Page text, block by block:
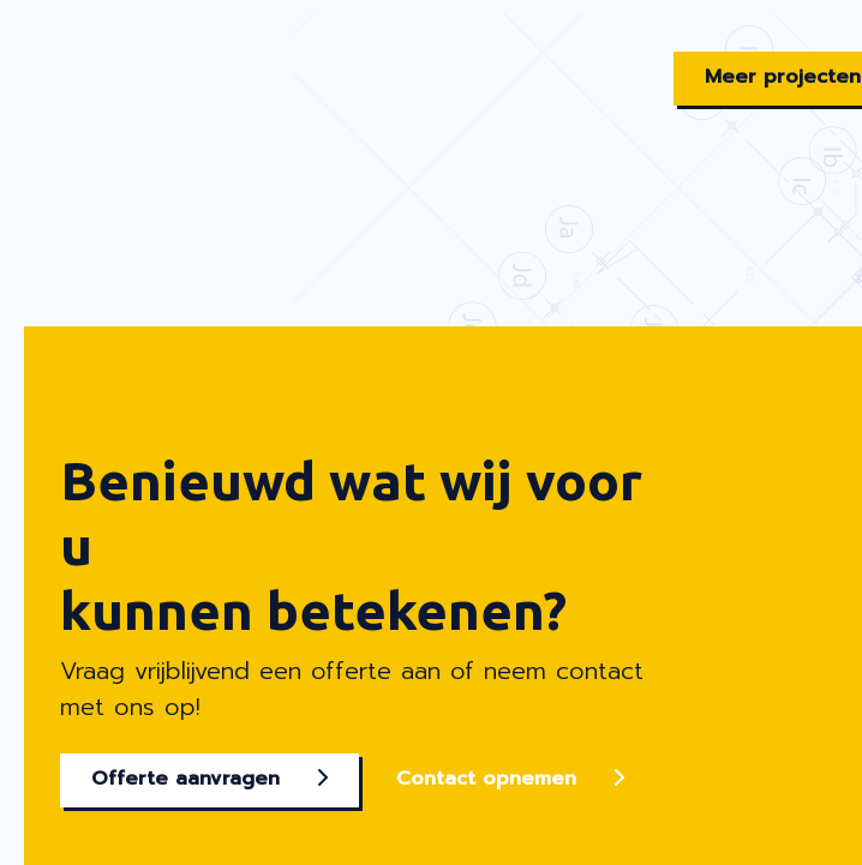
Meer projecten
Benieuwd wat wij voor
u
kunnen betekenen?
Vraag vrijblijvend een offerte aan of neem contact
met ons op!
Offerte aanvragen Contact opnemen